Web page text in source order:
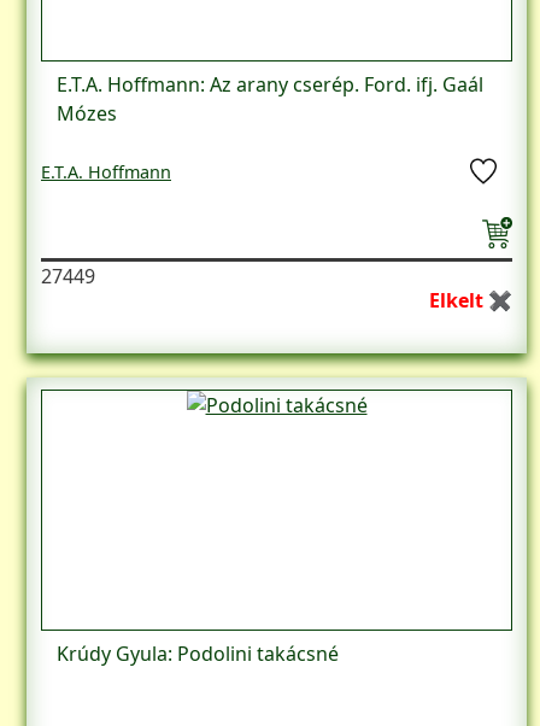
E.T.A. Hoffmann: Az arany cserép. Ford. ifj. Gaál
Mózes
E.T.A. Hoffmann
27449
Elkelt ✖
Krúdy Gyula: Podolini takácsné